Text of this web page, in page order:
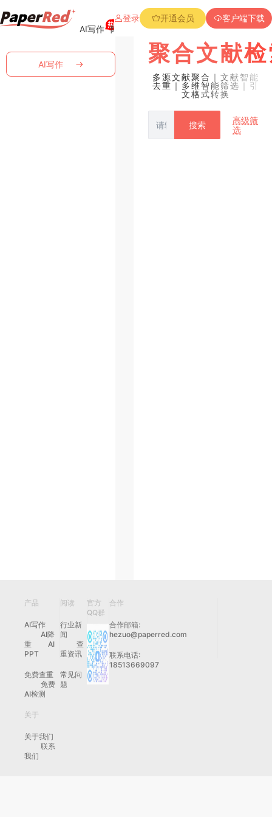
AI写作 降重复率 降Aigc率 免费查重 PPT创作
登录 开通会员 客户端下载
AI写作 聚合文献
多源文献聚合｜文献智能
去重｜多维智能筛选｜引
文格式转换
搜索
高级筛
选
产品
AI写作
AI降
重
AI
PPT
免费查重
免费
AI检测
关于
关于我们
联系
我们
阅读
行业新
闻
查
重资讯
常见问
题
官方
QQ群
合作
合作邮箱:
hezuo@paperred.com
联系电话:
18513669097